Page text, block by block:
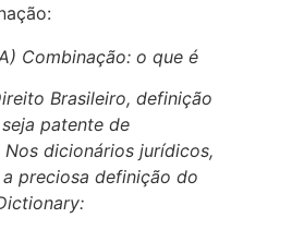
Combinação: o que é
Brasileiro, definição
patente de
dicionários jurídicos,
preciosa definição do